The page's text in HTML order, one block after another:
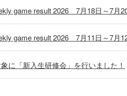
game result 2026 7月18日～7月
game result 2026 7月11日～7月
に「新入生研修会」を行いました！